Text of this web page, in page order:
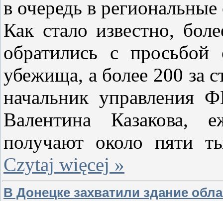
в очередь в
Как стало известно,
обратились с просьбой
убежища, а более 200 за
начальник управления
Валентина Казакова,
получают около пяти
Czytaj więcej »
В Донецке захватили здание